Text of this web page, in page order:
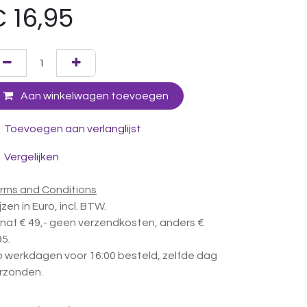
16,95
Aan winkelwagen toevoegen
Toevoegen aan verlanglijst
Vergelijken
and Conditions
in Euro, incl. BTW.
€ 49,- geen verzendkosten, anders €
werkdagen voor 16:00 besteld, zelfde dag